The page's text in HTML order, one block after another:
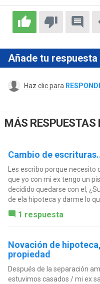
Añade tu respuesta
Haz clic para
MÁS RESPUESTAS
Cambio de
Les escribo porque
que yo con mi ex tengo un
decidido quedarse con el,
de ela hipoteca y darme lo
1 respuesta
Novación de
propiedad
Después de la separación
estuvimos casados / mi ex